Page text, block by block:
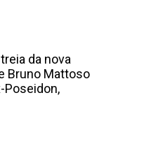
da nova
Bruno Mattoso
Poseidon,